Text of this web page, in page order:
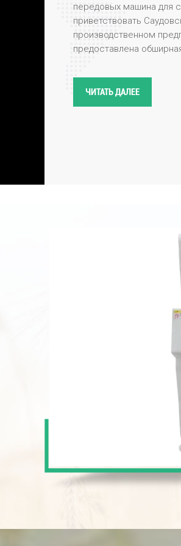
передовых машина для
приветствовать
производственном
предоставлена
скрупулезные
наших
славятся своей
переработку. Клиенты
пластиковых хлопьев
впечатлены
ЧИТАТЬ ДАЛЕЕ